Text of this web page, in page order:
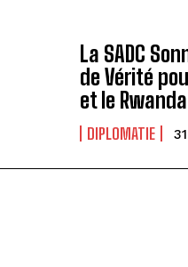
La SADC
de Vérité
et le Rwanda
DIPLOMATIE